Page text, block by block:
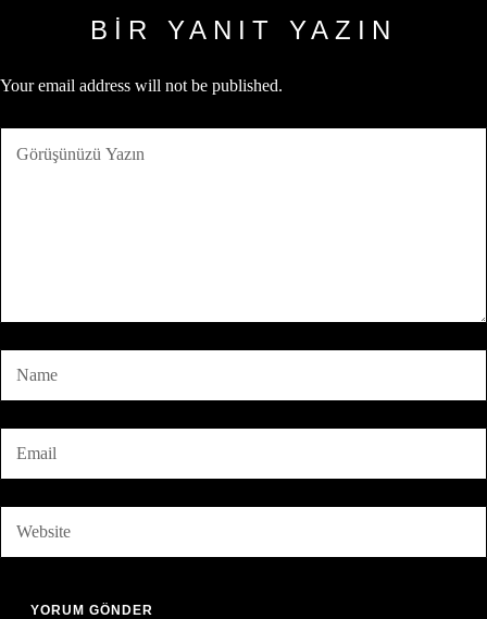
BIR YANIT YAZIN
Your email address will not be published.